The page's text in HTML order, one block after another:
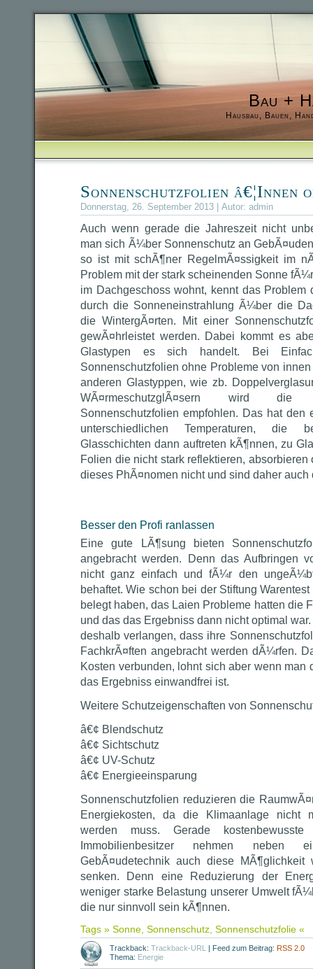
Bau +
Hausbau, Bauen,
Sonnenschutzfolien â€¦Innen
Donnerstag, 26. September 2013 | Autor: admin
Auch wenn gerade die Jahreszeit nicht
man sich Ã¼ber Sonnenschutz an
so ist mit schÃ¶ner RegelmÃ¤ssigkeit im
Problem mit der stark scheinenden Sonne
im Dachgeschoss wohnt, kennt das
durch die Sonneneinstrahlung Ã¼ber die
die WintergÃ¤rten. Mit einer
gewÃ¤hrleistet werden. Dabei kommt es
Glastypen es sich handelt. Bei
Sonnenschutzfolien ohne Probleme von
anderen Glastyppen, wie zb.
WÃ¤rmeschutzglÃ¤sern wird die
Sonnenschutzfolien empfohlen. Das hat den
unterschiedlichen Temperaturen, die
Glasschichten dann auftreten kÃ¶nnen, zu
Folien die nicht stark reflektieren,
dieses PhÃ¤nomen nicht und sind daher auch
Besser den Profi ranlassen
Eine gute LÃ¶sung bieten
angebracht werden. Denn das Aufbringen
nicht ganz einfach und fÃ¼r den
behaftet. Wie schon bei der Stiftung
belegt haben, das Laien Probleme hatten die
und das das Ergebniss dann nicht optimal
deshalb verlangen, dass ihre
FachkrÃ¤ften angebracht werden dÃ¼rfen.
Kosten verbunden, lohnt sich aber wenn man
das Ergebniss einwandfrei ist.
Weitere Schutzeigenschaften von
â€¢ Blendschutz
â€¢ Sichtschutz
â€¢ UV-Schutz
â€¢ Energieeinsparung
Sonnenschutzfolien reduzieren die
Energiekosten, da die Klimaanlage nicht
werden muss. Gerade
Immobilienbesitzer nehmen neben
GebÃ¤udetechnik auch diese
senken. Denn eine Reduzierung der
weniger starke Belastung unserer Umwelt
die nur sinnvoll sein kÃ¶nnen.
Tags » Sonne Sonnenschutz Sonnenschutzfolie «
Trackback: Trackback-URL | Feed zum Beitrag: RSS 2.0
Thema: Energie